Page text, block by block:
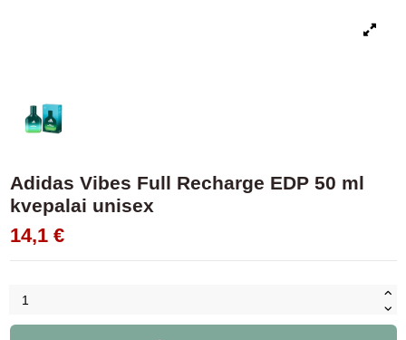
Adidas Vibes Full Recharge EDP 50 ml
kvepalai unisex
14,1 €